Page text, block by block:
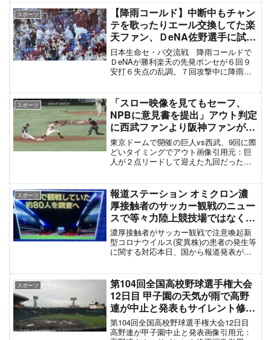
ック ...
スポーツ
【降雨コールド】中断中もチャン
テを歌ったりエール交換してた楽
天ファン、ＤeNA佐野選手に試合
中止を懇願する事案発生「もう無
理です無理だって伝えてくれ」
「みかん氷食べてるDeNAファン
#baystars
日本生命セ・パ交流戦 降雨コールドで
ＤeNAが勝利楽天の先発ポンセが６回９
安打６失点の乱調。７回攻撃中に降雨コ
テを歌っていた楽天ファン藤田一也の応
援歌(横浜時代＆楽天時...
スポーツ
「スロー映像を見てもセーフ、
NPBに意見書を提出」アウト判定
に西武ファンより阪神ファンがジ
ャンパイアとブチギレる事案が発
生 #giants
東京ドームで開催の巨人vs西武、9回に際
どいタイミングでアウト画像引用元：巨
人が２点リードして迎えた九回だった。
一、三塁と勝ち越しのチャンス。ここで
打席に立った山川の打...
スポーツ
報道ステーション オミクロン濃
厚接触者のサッカー観戦のニュー
スで等々力陸上競技場ではなく埼
スタの画像を使用し批判殺到 #報
ステ
濃厚接触者がサッカー観戦で注意喚起新
型コロナウイルス(変異株)の患者の発生等
に関する対応本日、国から報道発表があ
に等々力陸上競技場でスポーツ観戦をし
ていた件について川...
スポーツ
第104回全国高校野球選手権大会
12日目 甲子園の天気が雨で高野
連が中止と発表もサイレント修正
で大荒れ「甲子園中止の文字消し
てなかったことにするの悪質、折
第104回全国高校野球選手権大会12日目
高野連が甲子園中止と発表画像引用元：